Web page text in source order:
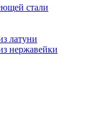
стали
латуни
нержавейки